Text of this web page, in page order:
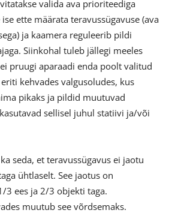
valida ava prioriteediga
ette määrata teravussügavuse (ava
ja kaamera reguleerib pildi
Siinkohal tuleb jällegi meeles
pruugi aparaadi enda poolt valitud
kehvades valgusoludes, kus
pikaks ja pildid muutuvad
sellisel juhul statiivi ja/või
seda, et teravussügavus ei jaotu
ühtlaselt. See jaotus on
3 ees ja 2/3 objekti taga.
muutub see võrdsemaks.